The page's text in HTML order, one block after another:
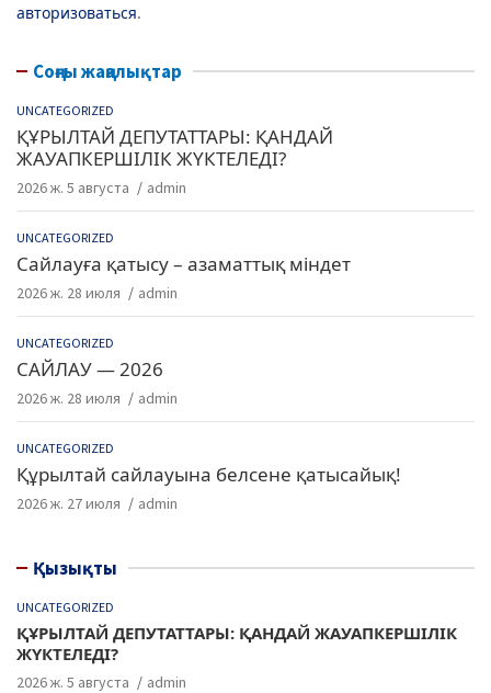
авторизоваться.
Соңғы жаңалықтар
UNCATEGORIZED
ҚҰРЫЛТАЙ ДЕПУТАТТАРЫ: ҚАНДАЙ
ЖАУАПКЕРШІЛІК ЖҮКТЕЛЕДІ?
2026 ж. 5 августа admin
UNCATEGORIZED
Сайлауға қатысу – азаматтық міндет
2026 ж. 28 июля admin
UNCATEGORIZED
САЙЛАУ — 2026
2026 ж. 28 июля admin
UNCATEGORIZED
Құрылтай сайлауына белсене қатысайық!
2026 ж. 27 июля admin
Қызықты
UNCATEGORIZED
ҚҰРЫЛТАЙ ДЕПУТАТТАРЫ: ҚАНДАЙ ЖАУАПКЕРШІЛІК
ЖҮКТЕЛЕДІ?
2026 ж. 5 августа admin